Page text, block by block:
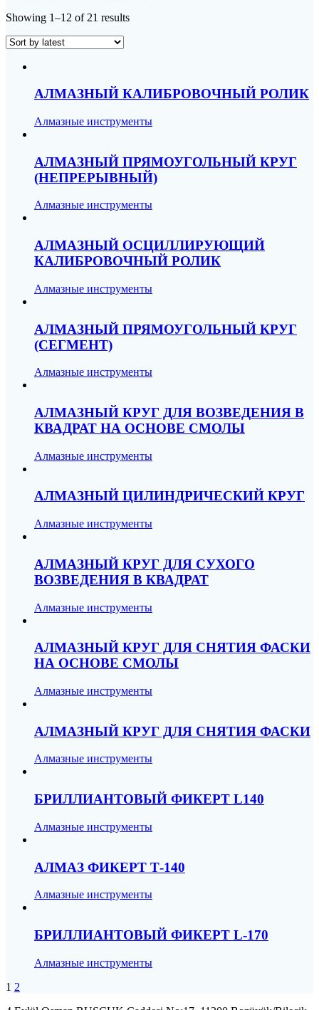
Showing 1–12 of 21 resultsSorted
АЛМАЗНЫЙ КАЛИБРОВОЧНЫЙ РОЛИК
Алмазные инструменты
АЛМАЗНЫЙ ПРЯМОУГОЛЬНЫЙ КРУГ
(НЕПРЕРЫВНЫЙ)
Алмазные инструменты
АЛМАЗНЫЙ ОСЦИЛЛИРУЮЩИЙ
КАЛИБРОВОЧНЫЙ РОЛИК
Алмазные инструменты
АЛМАЗНЫЙ ПРЯМОУГОЛЬНЫЙ КРУГ
(СЕГМЕНТ)
Алмазные инструменты
АЛМАЗНЫЙ КРУГ ДЛЯ ВОЗВЕДЕНИЯ В
КВАДРАТ НА ОСНОВЕ СМОЛЫ
Алмазные инструменты
АЛМАЗНЫЙ ЦИЛИНДРИЧЕСКИЙ КРУГ
Алмазные инструменты
АЛМАЗНЫЙ КРУГ ДЛЯ СУХОГО
ВОЗВЕДЕНИЯ В КВАДРАТ
Алмазные инструменты
АЛМАЗНЫЙ КРУГ ДЛЯ СНЯТИЯ ФАСКИ
НА ОСНОВЕ СМОЛЫ
Алмазные инструменты
АЛМАЗНЫЙ КРУГ ДЛЯ СНЯТИЯ ФАСКИ
Алмазные инструменты
БРИЛЛИАНТОВЫЙ ФИКЕРТ L140
Алмазные инструменты
АЛМАЗ ФИКЕРТ Т-140
Алмазные инструменты
БРИЛЛИАНТОВЫЙ ФИКЕРТ L-170
Алмазные инструменты
Posts
Page
1 Page
2